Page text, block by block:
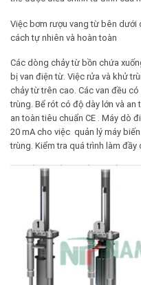
Việc bơm rượu vang từ bên
cách tự nhiên và hoàn toàn
Các dòng chảy từ bồn chứa
bị van điện từ. Việc rửa và khử
chảy từ trên cao. Các van đều
trùng. Bể rót có độ dày lớn và
an toàn tiêu chuẩn CE . Máy dò
20 mA cho việc quản lý máy
trùng. Kiểm tra quá trình làm